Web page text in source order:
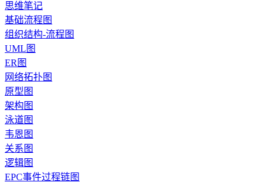
思维笔记
基础流程图
组织结构-流程图
UML图
ER图
网络拓扑图
原型图
架构图
泳道图
韦恩图
关系图
逻辑图
EPC事件过程链图